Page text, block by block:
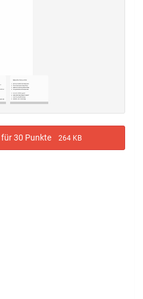
30 Punkte 264 KB